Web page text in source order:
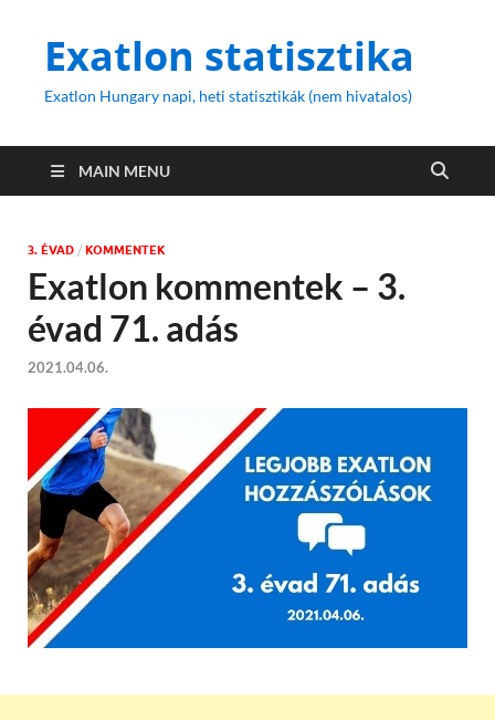
Exatlon statisztika
Exatlon Hungary napi, heti statisztikák (nem hivatalos)
MAIN MENU
3. ÉVAD / KOMMENTEK
Exatlon kommentek – 3.
évad 71. adás
2021.04.06.